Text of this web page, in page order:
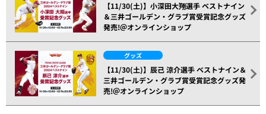
【11/30(土)】小深田大翔選手 ベストナイン
＆三井ゴールデン・グラブ賞受賞記念グッズ
発売!＠オンラインショップ
グッズ
【11/30(土)】辰己 涼介選手 ベストナイン＆
三井ゴールデン・グラブ賞受賞記念グッズ発
売!＠オンラインショップ